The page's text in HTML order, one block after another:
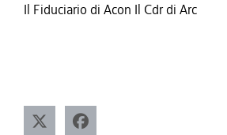
Il Fiduciario di Acon Il Cdr di Arc